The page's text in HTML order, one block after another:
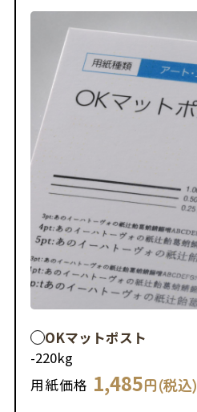
OKマットポスト
-220kg
用紙価格 1,485円(税込)